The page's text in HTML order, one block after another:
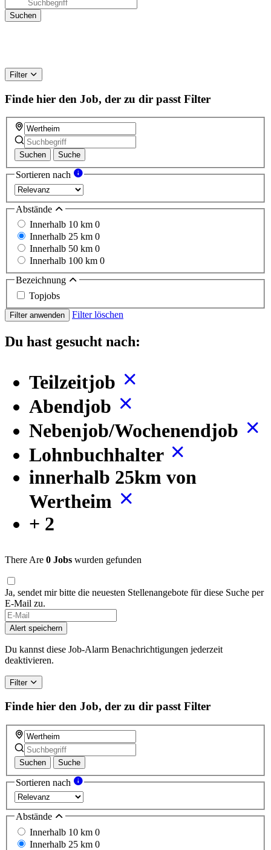
Filter
Finde hier den Job, der zu dir passt Filter
Suchen Suche
Sortieren nach
Abstände
Innerhalb 10 km 0
Innerhalb 25 km 0
Innerhalb 50 km 0
Innerhalb 100 km 0
Bezeichnung
Topjobs
Filter anwenden Filter löschen
Du hast gesucht nach:
Teilzeitjob
Abendjob
Nebenjob/Wochenendjob
Lohnbuchhalter
innerhalb 25km von
Wertheim
+ 2
There Are 0 Jobs wurden gefunden
Ja, sendet mir bitte die neuesten Stellenangebote für diese Suche per
E-Mail zu.
If
you
are
a
human,
this
field
Alert speichern
Du kannst diese Job-Alarm Benachrichtigungen jederzeit
deaktivieren.
Filter
Finde hier den Job, der zu dir passt Filter
Suchen Suche
Sortieren nach
Abstände
Innerhalb 10 km 0
Innerhalb 25 km 0